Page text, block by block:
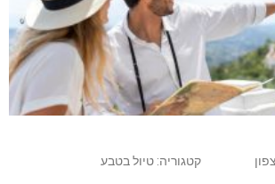
צפון קטגוריה: טיול בטבע